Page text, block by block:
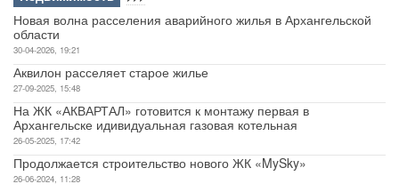
Новая волна расселения аварийного жилья в Архангельской
области
30-04-2026, 19:21
Аквилон расселяет старое жилье
27-09-2025, 15:48
На ЖК «АКВАРТАЛ» готовится к монтажу первая в
Архангельске идивидуальная газовая котельная
26-05-2025, 17:42
Продолжается строительство нового ЖК «MySky»
26-06-2024, 11:28